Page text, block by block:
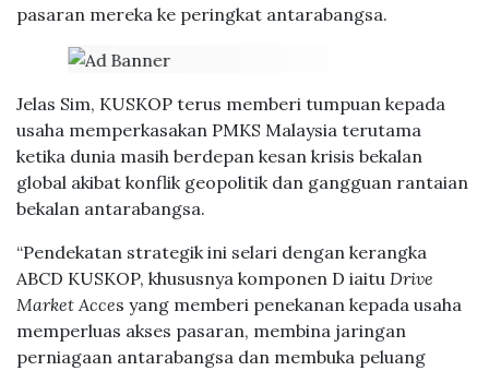
pasaran mereka ke peringkat antarabangsa.
Jelas Sim, KUSKOP terus memberi tumpuan kepada
usaha memperkasakan PMKS Malaysia terutama
ketika dunia masih berdepan kesan krisis bekalan
global akibat konflik geopolitik dan gangguan rantaian
bekalan antarabangsa.
“Pendekatan strategik ini selari dengan kerangka
ABCD KUSKOP, khususnya komponen D iaitu Drive
Market Acces yang memberi penekanan kepada usaha
memperluas akses pasaran, membina jaringan
perniagaan antarabangsa dan membuka peluang